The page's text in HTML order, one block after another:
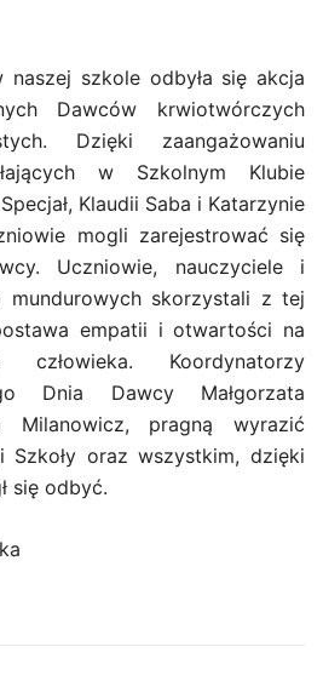
naszej szkole odbyła się akcja
Dawców krwiotwórczych
Dzięki zaangażowaniu
w Szkolnym Klubie
Klaudii Saba i Katarzynie
mogli zarejestrować się
Uczniowie, nauczyciele i
mundurowych skorzystali z tej
empatii i otwartości na
człowieka. Koordynatorzy
Dnia Dawcy Małgorzata
Milanowicz, pragną wyrazić
Szkoły oraz wszystkim, dzięki
się odbyć.